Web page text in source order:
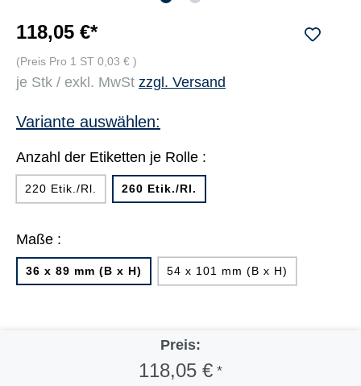
118,05 €*
(Preis Pro 1 ST 0,03 € )
je Stk / exkl. MwSt zzgl. Versand
Variante auswählen:
Anzahl der Etiketten je Rolle :
220 Etik./Rl. 260 Etik./Rl.
Maße :
36 x 89 mm (B x H) 54 x 101 mm (B x H)
Preis:
118,05 € *